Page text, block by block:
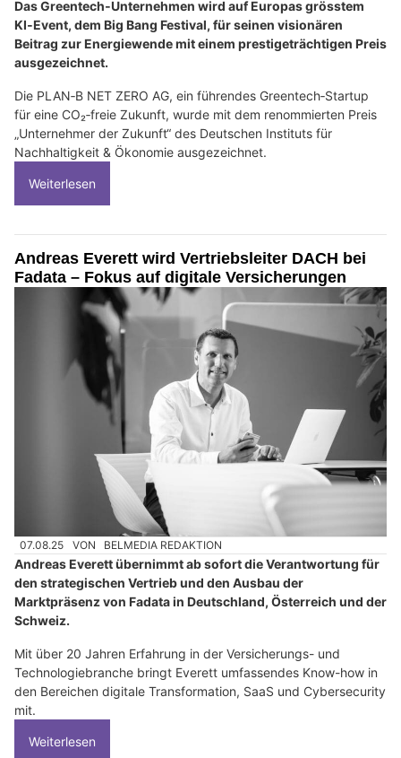
Das Greentech‑Unternehmen wird auf Europas grösstem
KI‑Event, dem Big Bang Festival, für seinen visionären
Beitrag zur Energiewende mit einem prestigeträchtigen Preis
ausgezeichnet.
Die PLAN‑B NET ZERO AG, ein führendes Greentech‑Startup
für eine CO₂‑freie Zukunft, wurde mit dem renommierten Preis
„Unternehmer der Zukunft“ des Deutschen Instituts für
Nachhaltigkeit & Ökonomie ausgezeichnet.
Weiterlesen
Andreas Everett wird Vertriebsleiter DACH bei
Fadata – Fokus auf digitale Versicherungen
07.08.25 VON BELMEDIA REDAKTION
Andreas Everett übernimmt ab sofort die Verantwortung für
den strategischen Vertrieb und den Ausbau der
Marktpräsenz von Fadata in Deutschland, Österreich und der
Schweiz.
Mit über 20 Jahren Erfahrung in der Versicherungs- und
Technologiebranche bringt Everett umfassendes Know-how in
den Bereichen digitale Transformation, SaaS und Cybersecurity
mit.
Weiterlesen